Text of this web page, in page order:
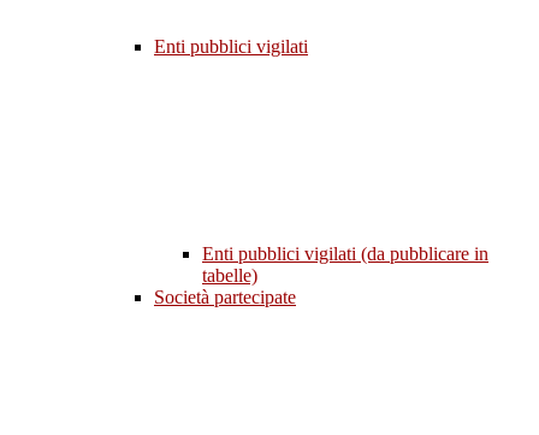
Enti pubblici vigilati
Enti pubblici vigilati (da pubblicare in
tabelle)
Società partecipate